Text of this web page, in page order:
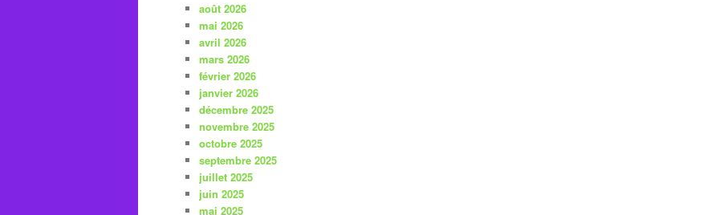
août 2026
mai 2026
avril 2026
mars 2026
février 2026
janvier 2026
décembre 2025
novembre 2025
octobre 2025
septembre 2025
juillet 2025
juin 2025
mai 2025